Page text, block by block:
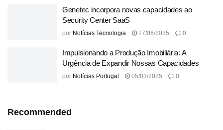
Genetec incorpora novas capacidades ao
Security Center SaaS
por Notícias Tecnologia 17/06/2025 0
Impulsionando a Produção Imobiliária: A
Urgência de Expandir Nossas Capacidades
por Notícias Portugal 05/03/2025 0
Recommended